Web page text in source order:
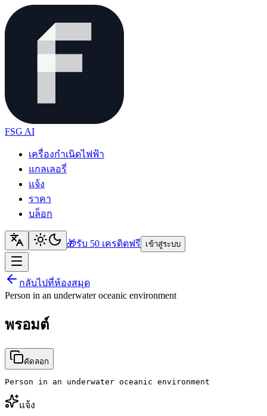
FSG AI
เครื่องกำเนิดไฟฟ้า
แกลเลอรี่
แจ้ง
ราคา
บล็อก
🎁รับ 50 เครดิตฟรี เข้าสู่ระบบ
กลับไปที่ห้องสมุด
Person in an underwater oceanic environment
พรอมต์
คัดลอก
Person in an underwater oceanic environment
แจ้ง